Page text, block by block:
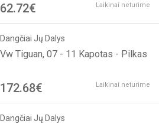
62.72€ Laikinai neturime
Dangčiai Jų Dalys
Vw Tiguan, 07 - 11 Kapotas - Pilkas
172.68€ Laikinai neturime
Dangčiai Jų Dalys